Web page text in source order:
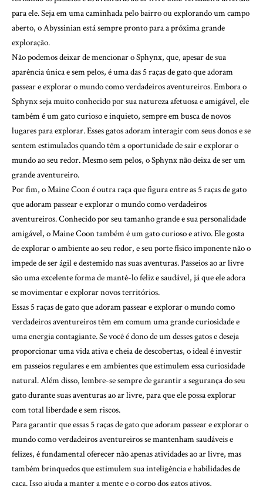
para ele. Seja em uma caminhada pelo bairro ou explorando um campo
aberto, o Abyssinian está sempre pronto para a próxima grande
exploração.
Não podemos deixar de mencionar o Sphynx, que, apesar de sua
aparência única e sem pelos, é uma das 5 raças de gato que adoram
passear e explorar o mundo como verdadeiros aventureiros. Embora o
Sphynx seja muito conhecido por sua natureza afetuosa e amigável, ele
também é um gato curioso e inquieto, sempre em busca de novos
lugares para explorar. Esses gatos adoram interagir com seus donos e se
sentem estimulados quando têm a oportunidade de sair e explorar o
mundo ao seu redor. Mesmo sem pelos, o Sphynx não deixa de ser um
grande aventureiro.
Por fim, o Maine Coon é outra raça que figura entre as 5 raças de gato
que adoram passear e explorar o mundo como verdadeiros
aventureiros. Conhecido por seu tamanho grande e sua personalidade
amigável, o Maine Coon também é um gato curioso e ativo. Ele gosta
de explorar o ambiente ao seu redor, e seu porte físico imponente não o
impede de ser ágil e destemido nas suas aventuras. Passeios ao ar livre
são uma excelente forma de mantê-lo feliz e saudável, já que ele adora
se movimentar e explorar novos territórios.
Essas 5 raças de gato que adoram passear e explorar o mundo como
verdadeiros aventureiros têm em comum uma grande curiosidade e
uma energia contagiante. Se você é dono de um desses gatos e deseja
proporcionar uma vida ativa e cheia de descobertas, o ideal é investir
em passeios regulares e em ambientes que estimulem essa curiosidade
natural. Além disso, lembre-se sempre de garantir a segurança do seu
gato durante suas aventuras ao ar livre, para que ele possa explorar
com total liberdade e sem riscos.
Para garantir que essas 5 raças de gato que adoram passear e explorar o
mundo como verdadeiros aventureiros se mantenham saudáveis e
felizes, é fundamental oferecer não apenas atividades ao ar livre, mas
também brinquedos que estimulem sua inteligência e habilidades de
caça. Isso ajuda a manter a mente e o corpo dos gatos ativos,